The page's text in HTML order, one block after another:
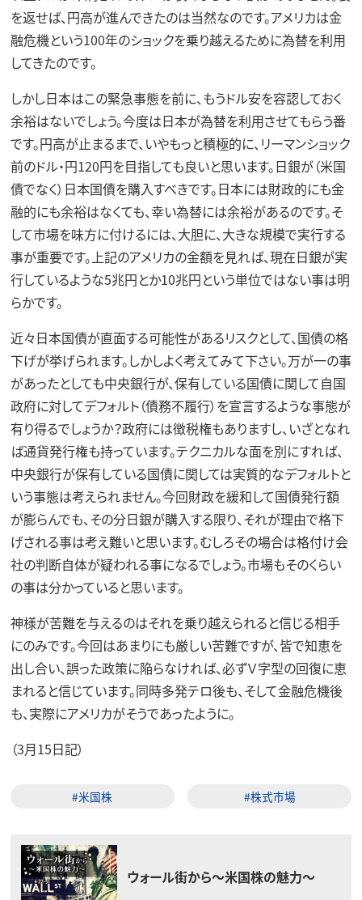
を返せば、円高が進んできたのは当然なのです。アメリカは金
融危機という100年のショックを乗り越えるために為替を利用
してきたのです。
しかし日本はこの緊急事態を前に、もうドル安を容認しておく
余裕はないでしょう。今度は日本が為替を利用させてもらう番
です。円高が止まるまで、いやもっと積極的に、リーマンショック
前のドル・円120円を目指しても良いと思います。日銀が（米国
債でなく）日本国債を購入すべきです。日本には財政的にも金
融的にも余裕はなくても、幸い為替には余裕があるのです。そ
して市場を味方に付けるには、大胆に、大きな規模で実行する
事が重要です。上記のアメリカの金額を見れば、現在日銀が実
行しているような5兆円とか10兆円という単位ではない事は明
らかです。
近々日本国債が直面する可能性があるリスクとして、国債の格
下げが挙げられます。しかしよく考えてみて下さい。万が一の事
があったとしても中央銀行が、保有している国債に関して自国
政府に対してデフォルト（債務不履行）を宣言するような事態が
有り得るでしょうか？政府には徴税権もありますし、いざとなれ
ば通貨発行権も持っています。テクニカルな面を別にすれば、
中央銀行が保有している国債に関しては実質的なデフォルトと
いう事態は考えられません。今回財政を緩和して国債発行額
が膨らんでも、その分日銀が購入する限り、それが理由で格下
げされる事は考え難いと思います。むしろその場合は格付け会
社の判断自体が疑われる事になるでしょう。市場もそのくらい
の事は分かっていると思います。
神様が苦難を与えるのはそれを乗り越えられると信じる相手
にのみです。今回はあまりにも厳しい苦難ですが、皆で知恵を
出し合い、誤った政策に陥らなければ、必ずＶ字型の回復に恵
まれると信じています。同時多発テロ後も、そして金融危機後
も、実際にアメリカがそうであったように。
（3月15日記）
#米国株 #株式市場
ウォール街から～米国株の魅力～